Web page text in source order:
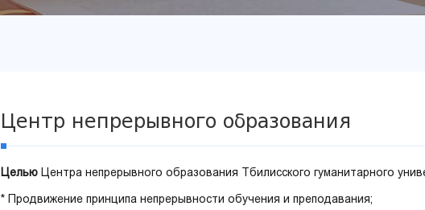
Центр непрерывного образования
Целью Центра непрерывного образования Тбилисского гуманитарного
* Продвижение принципа непрерывности обучения и преподавания;